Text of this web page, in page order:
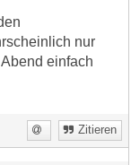
nur
einfach
Zitieren